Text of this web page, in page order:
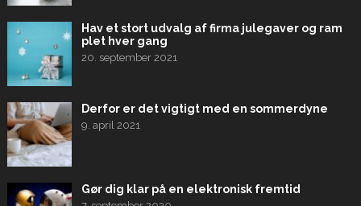
Hav et stort udvalg af firma julegaver og ram
plet hver gang
20. september 2021
Derfor er det vigtigt med en sommerdyne
9. april 2021
Gør dig klar på en elektronisk fremtid